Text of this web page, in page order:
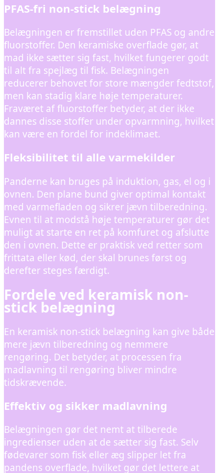
PFAS-fri non-stick belægning
Belægningen er fremstillet uden PFAS og andre
fluorstoffer. Den keramiske overflade gør, at
mad ikke sætter sig fast, hvilket fungerer godt
til alt fra spejlæg til fisk. Belægningen
reducerer behovet for store mængder fedtstof,
men kan stadig klare høje temperaturer.
Fraværet af fluorstoffer betyder, at der ikke
dannes disse stoffer under opvarmning, hvilket
kan være en fordel for indeklimaet.
Fleksibilitet til alle varmekilder
Panderne kan bruges på induktion, gas, el og i
ovnen. Den plane bund giver optimal kontakt
med varmefladen og sikrer jævn tilberedning.
Evnen til at modstå høje temperaturer gør det
muligt at starte en ret på komfuret og afslutte
den i ovnen. Dette er praktisk ved retter som
frittata eller kød, der skal brunes først og
derefter steges færdigt.
Fordele ved keramisk non-
stick belægning
En keramisk non-stick belægning kan give både
mere jævn tilberedning og nemmere
rengøring. Det betyder, at processen fra
madlavning til rengøring bliver mindre
tidskrævende.
Effektiv og sikker madlavning
Belægningen gør det nemt at tilberede
ingredienser uden at de sætter sig fast. Selv
fødevarer som fisk eller æg slipper let fra
pandens overflade, hvilket gør det lettere at